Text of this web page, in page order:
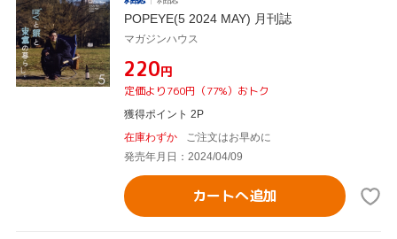
POPEYE(5 2024 MAY) 月刊誌
マガジンハウス
¥220円
定価より760円（77%）おトク
獲得ポイント 2P
在庫わずか
ご注文はお早めに
発売年月日：2024/04/09
カートへ追加